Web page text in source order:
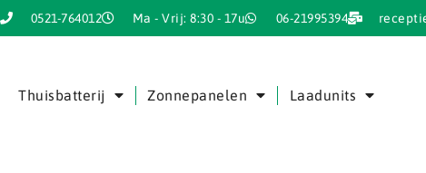
0521-764012 Ma - Vrij: 8:30 - 17u 06-21995394
Thuisbatterij Zonnepanelen Laadunits